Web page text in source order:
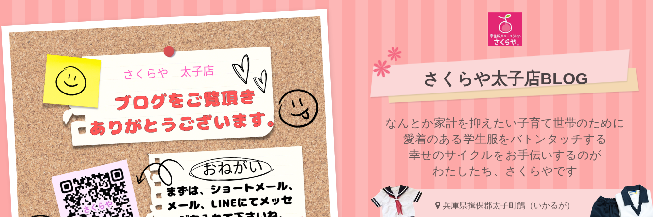
さくらや太子店BLOG
なんとか家計を抑えたい子育て世帯のために
愛着のある学⽣服をバトンタッチする
幸せのサイクルをお⼿伝いするのが
わたしたち、さくらやです
兵庫県揖保郡太子町鵤（いかるが）